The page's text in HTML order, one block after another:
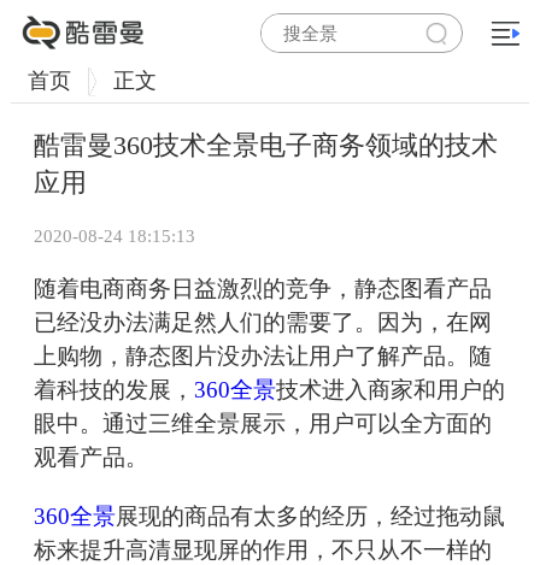
首页 正文
酷雷曼360技术全景电子商务领域的技术
应用
2020-08-24 18:15:13
随着电商商务日益激烈的竞争，静态图看产品
已经没办法满足然人们的需要了。因为，在网
上购物，静态图片没办法让用户了解产品。随
着科技的发展， 360全景技术进入商家和用户的
眼中。通过三维全景展示，用户可以全方面的
观看产品。
360全景展现的商品有太多的经历，经过拖动鼠
标来提升高清显现屏的作用，不只从不一样的